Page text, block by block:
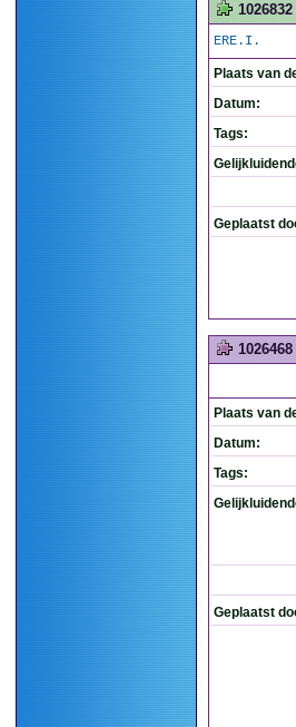
1026832
ERE.I.
Plaats van
Datum:
Tags:
Geplaatst
1026468
Plaats van
Datum:
Tags:
Geplaatst